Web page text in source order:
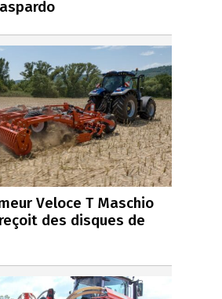
Veloce T Maschio
des disques de